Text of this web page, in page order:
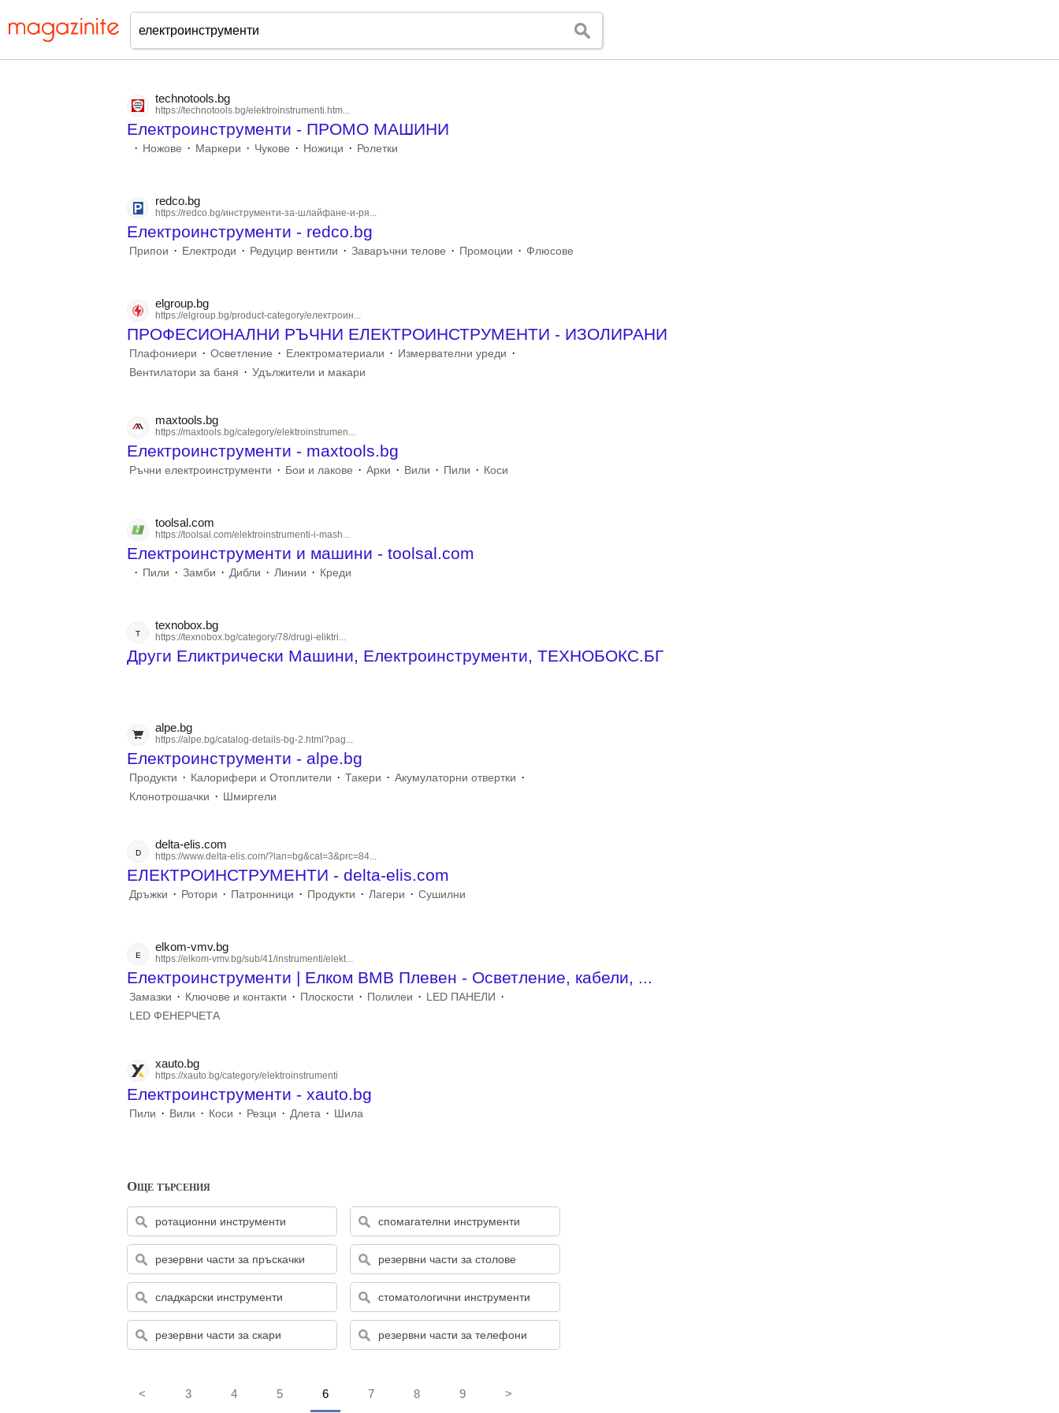
technotools.bg
https://technotools.bg/elektroinstrumenti.htm...
Електроинструменти - ПРОМО МАШИНИ
· Ножове · Маркери · Чукове · Ножици · Ролетки
redco.bg
https://redco.bg/инструменти-за-шлайфане-и-ря...
Електроинструменти - redco.bg
Припои · Електроди · Редуцир вентили · Заваръчни телове · Промоции · Флюсове
elgroup.bg
https://elgroup.bg/product-category/електроин...
ПРОФЕСИОНАЛНИ РЪЧНИ ЕЛЕКТРОИНСТРУМЕНТИ - ИЗОЛИРАНИ
Плафониери · Осветление · Електроматериали · Измервателни уреди ·
Вентилатори за баня · Удължители и макари
maxtools.bg
https://maxtools.bg/category/elektroinstrumen...
Електроинструменти - maxtools.bg
Ръчни електроинструменти · Бои и лакове · Арки · Вили · Пили · Коси
toolsal.com
https://toolsal.com/elektroinstrumenti-i-mash...
Електроинструменти и машини - toolsal.com
· Пили · Замби · Дибли · Линии · Креди
t
texnobox.bg
https://texnobox.bg/category/78/drugi-eliktri...
Други Еликтрически Машини, Електроинструменти, ТЕХНОБОКС.БГ
alpe.bg
https://alpe.bg/catalog-details-bg-2.html?pag...
Електроинструменти - alpe.bg
Продукти · Калорифери и Отоплители · Такери · Акумулаторни отвертки ·
Клонотрошачки · Шмиргели
d
delta-elis.com
https://www.delta-elis.com/?lan=bg&cat=3&prc=84...
ЕЛЕКТРОИНСТРУМЕНТИ - delta-elis.com
Дръжки · Ротори · Патронници · Продукти · Лагери · Сушилни
e
elkom-vmv.bg
https://elkom-vmv.bg/sub/41/instrumenti/elekt...
Електроинструменти | Елком ВМВ Плевен - Осветление, кабели, ...
Замазки · Ключове и контакти · Плоскости · Полилеи · LED ПАНЕЛИ ·
LED ФЕНЕРЧЕТА
xauto.bg
https://xauto.bg/category/elektroinstrumenti
Електроинструменти - xauto.bg
Пили · Вили · Коси · Резци · Длета · Шила
Още търсения
ротационни инструменти
резервни части за пръскачки
сладкарски инструменти
резервни части за скари
спомагателни инструменти
резервни части за столове
стоматологични инструменти
резервни части за телефони
< 3 4 5 6 7 8 9 >